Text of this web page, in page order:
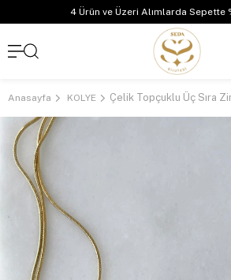
4 Ürün ve Üzeri Alımlarda Sepette
Anasayfa KOLYE Çelik Topçuklu Üç Sıra